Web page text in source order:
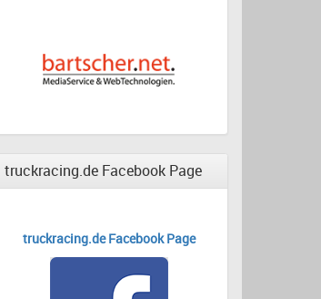
truckracing.de Facebook Page
truckracing.de Facebook Page